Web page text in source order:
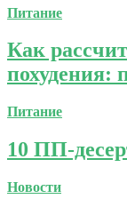
Питание
Как
похудения:
Питание
10 ПП-
Новости